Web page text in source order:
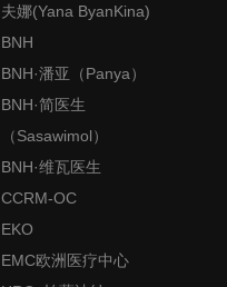
夫娜(Yana ByanKina)
BNH
BNH·潘亚（Panya）
BNH·简医生
（Sasawimol）
BNH·维瓦医生
CCRM-OC
EKO
EMC欧洲医疗中心